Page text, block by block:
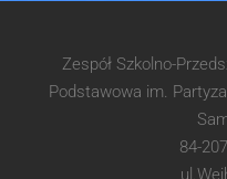
Zespół Szkolno-
Podstawowa im.
84-